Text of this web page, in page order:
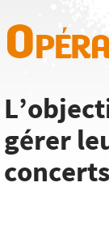
gérer